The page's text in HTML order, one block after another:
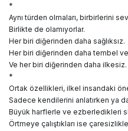
*
Aynı türden olmaları, birbirlerini
Birlikte de olamıyorlar.
Her biri diğerinden daha sağlıksız.
Her biri diğerinden daha tembel ve
Ve her biri diğerinden daha ilkesiz.
*
Ortak özellikleri, ilkel insandaki
Sadece kendilerini anlatırken ya
Büyük harflerle ve ezberledikleri
Örtmeye çalıştıkları ise